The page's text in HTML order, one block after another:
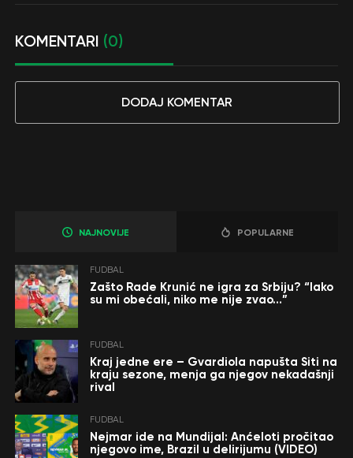
KOMENTARI (0)
DODAJ KOMENTAR
NAJNOVIJE POPULARNE
FUDBAL
Zašto Rade Krunić ne igra za Srbiju? “Iako
su mi obećali, niko me nije zvao…”
FUDBAL
Kraj jedne ere – Gvardiola napušta Siti na
kraju sezone, menja ga njegov nekadašnji
rival
FUDBAL
Nejmar ide na Mundijal: Anćeloti pročitao
njegovo ime, Brazil u delirijumu (VIDEO)